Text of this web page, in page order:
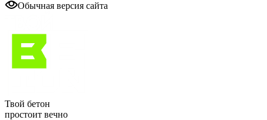
Обычная версия сайта
Твой бетон
простоит вечно